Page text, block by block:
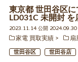
東京都 世田谷区
LD031C 未開封
2023.11.14 公開 2024.09.30
家電 買取実績
扇
世田谷区 世田谷店